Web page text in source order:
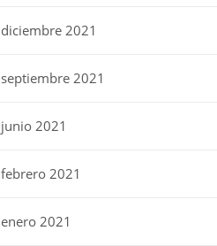
diciembre 2021
septiembre 2021
junio 2021
febrero 2021
enero 2021